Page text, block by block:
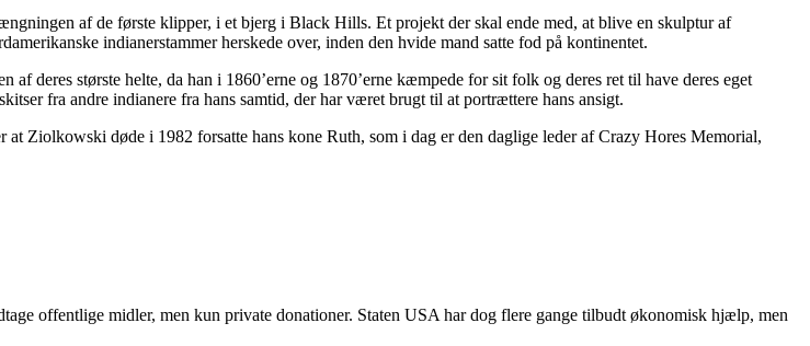
af de første klipper, i et bjerg i Black Hills. Et projekt der skal ende med, at blive en skulptur af
indianerstammer herskede over, inden den hvide mand satte fod på kontinentet.
deres største helte, da han i 1860’erne og 1870’erne kæmpede for sit folk og deres ret til have deres eget
fra andre indianere fra hans samtid, der har været brugt til at portrættere hans ansigt.
Ziolkowski døde i 1982 forsatte hans kone Ruth, som i dag er den daglige leder af Crazy Hores Memorial,
offentlige midler, men kun private donationer. Staten USA har dog flere gange tilbudt økonomisk hjælp, men